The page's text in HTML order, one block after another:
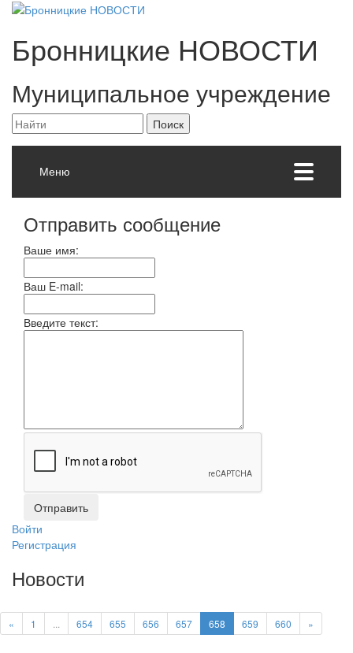
Бронницкие НОВОСТИ
Муниципальное учреждение
Меню
Отправить сообщение
Ваше имя:
Ваш E-mail:
Введите текст:
Войти
Регистрация
Новости
« 1 654 655 656 657 658 659 660 »